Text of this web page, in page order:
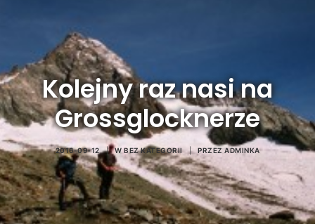
Kolejny raz nasi na
Grossglocknerze
2016-09-12 | WBEZ KATEGORII | PRZEZ ADMINKA